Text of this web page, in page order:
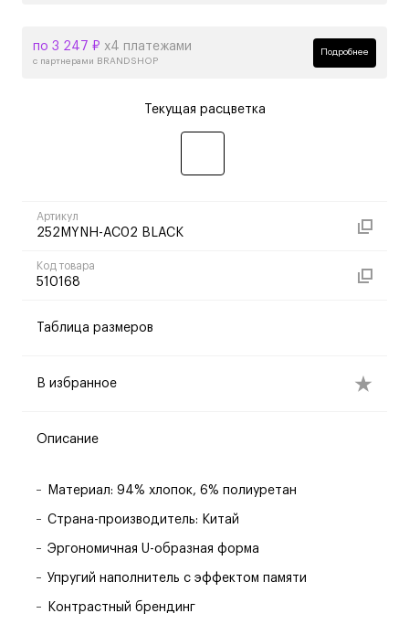
по 3 247 ₽ х4 платежами
с партнерами BRANDSHOP
Подробнее
Текущая расцветка
Артикул
252MYNH-AC02 BLACK
Код товара
510168
Таблица размеров
В избранное
Описание
Материал: 94% хлопок, 6% полиуретан
Страна-производитель: Китай
Эргономичная U-образная форма
Упругий наполнитель с эффектом памяти
Контрастный брендинг